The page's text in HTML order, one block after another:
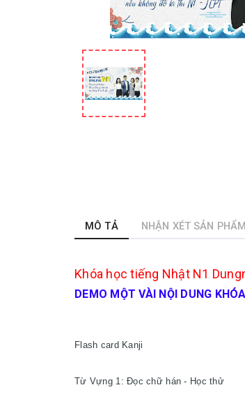
MÔ TẢ NHẬN XÉT SẢN PHẨM
Khóa học tiếng Nhật N1
DEMO MỘT VÀI NỘI DUNG
Flash card Kanji
Từ Vựng 1: Đọc chữ hán - Học thử